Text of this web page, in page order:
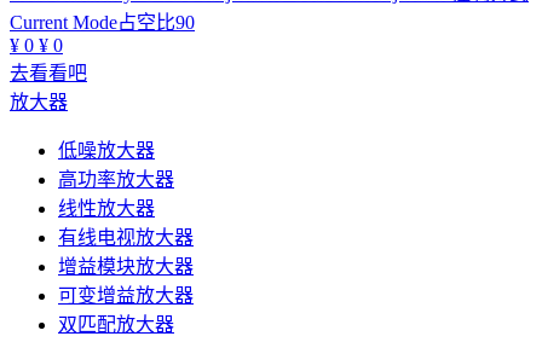
Current Mode占空比90
¥ 0 ¥ 0
去看看吧
放大器
低噪放大器
高功率放大器
线性放大器
有线电视放大器
增益模块放大器
可变增益放大器
双匹配放大器